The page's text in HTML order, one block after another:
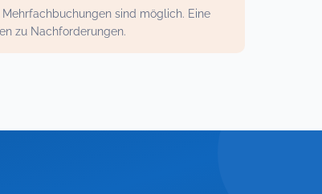
sind möglich. Eine
zu Nachforderungen.